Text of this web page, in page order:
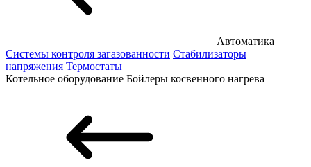
Автоматика
Системы контроля загазованности Стабилизаторы
напряжения Термостаты
Котельное оборудование Бойлеры косвенного нагрева